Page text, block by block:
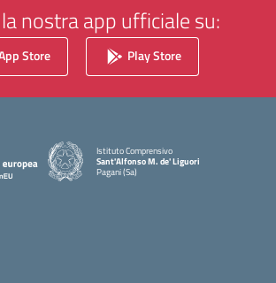
nostra app ufficiale su:
Store Play Store
Istituto Comprensivo
Sant'Alfonso M. de' Liguori
Pagani (Sa)
— Visita la pagina iniziale della scuola